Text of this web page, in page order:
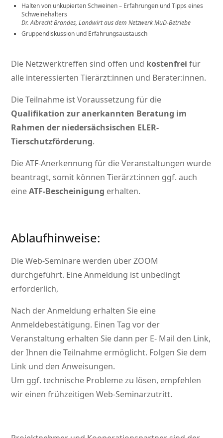
Halten von unkupierten Schweinen – Erfahrungen und Tipps eines
Schweinehalters
Dr. Albrecht Brandes, Landwirt aus dem Netzwerk MuD-Betriebe
Gruppendiskussion und Erfahrungsaustausch
Die Netzwerktreffen sind offen und kostenfrei für
alle interessierten Tierärzt:innen und Berater:innen.
Die Teilnahme ist Voraussetzung für die
Qualifikation zur anerkannten Beratung im
Rahmen der niedersächsischen ELER-
Tierschutzförderung.
Die ATF-Anerkennung für die Veranstaltungen wurde
beantragt, somit können Tierärzt:innen ggf. auch
eineATF-Bescheinigung erhalten.
Ablaufhinweise:
Die Web-Seminare werden über ZOOM
durchgeführt. Eine Anmeldung ist unbedingt
erforderlich,
Nach der Anmeldung erhalten Sie eine
Anmeldebestätigung. Einen Tag vor der
Veranstaltung erhalten Sie dann per E- Mail den Link,
der Ihnen die Teilnahme ermöglicht. Folgen Sie dem
Link und den Anweisungen.
Um ggf. technische Probleme zu lösen, empfehlen
wir einen frühzeitigen Web-Seminarzutritt.